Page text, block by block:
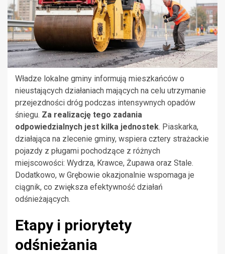
Władze lokalne gminy informują mieszkańców o
nieustających działaniach mających na celu utrzymanie
przejezdności dróg podczas intensywnych opadów
śniegu. Za realizację tego zadania
odpowiedzialnych jest kilka jednostek. Piaskarka,
działająca na zlecenie gminy, wspiera cztery strażackie
pojazdy z pługami pochodzące z różnych
miejscowości: Wydrza, Krawce, Żupawa oraz Stale.
Dodatkowo, w Grębowie okazjonalnie wspomaga je
ciągnik, co zwiększa efektywność działań
odśnieżających.
Etapy i priorytety
odśnieżania